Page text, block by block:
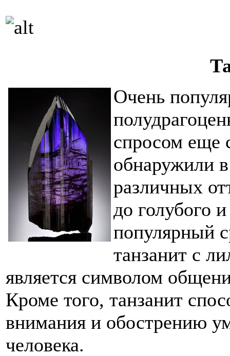
Очень
спросом еще
обнаружили
различных
до голубого
популярный
танзанит с
является символом
Кроме того, танзанит
внимания и обострению
человека.